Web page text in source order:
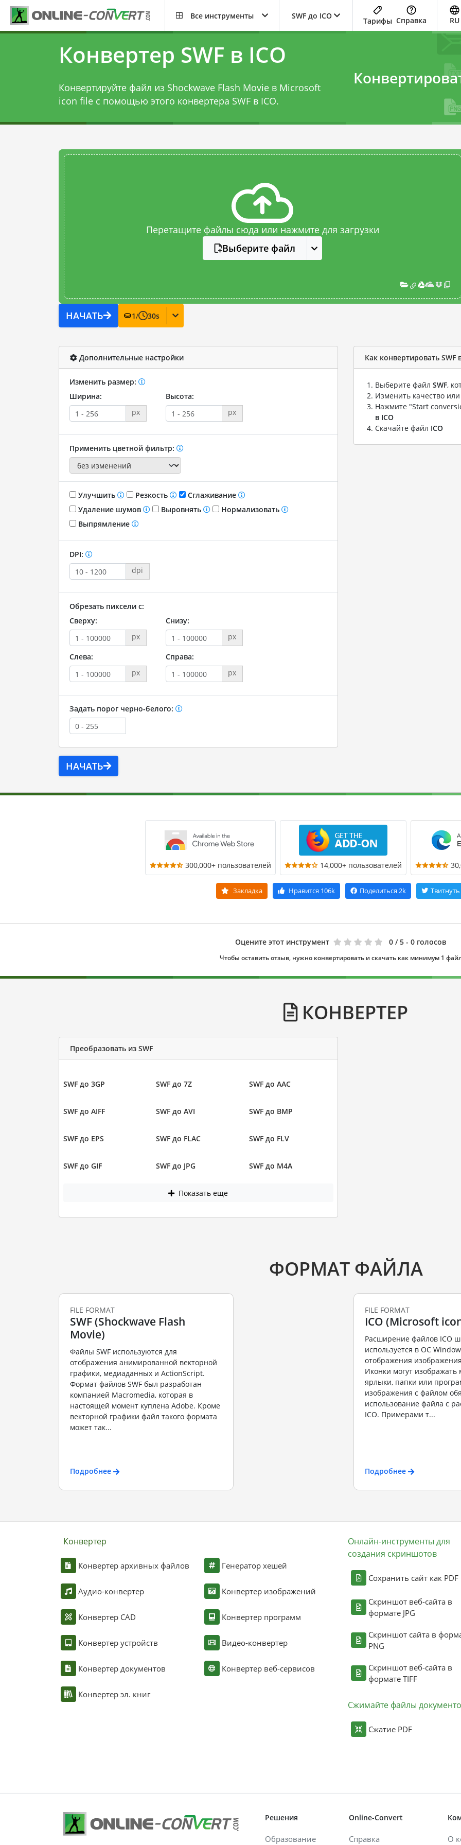
Все инструменты SWF до ICO
Тарифы Справка RU
Конвертер SWF в ICO
Конвертируйте файл из Shockwave Flash Movie в Microsoft
icon file с помощью этого конвертера SWF в ICO.
Перетащите файлы сюда или нажмите для загрузки
Выберите файл
НАЧАТЬ 1/ 30s
Дополнительные настройки
Изменить размер:
Ширина:
px
Высота:
px
Применить цветной фильтр:
Улучшить Резкость
Сглаживание
Удаление шумов
Выровнять
Нормализовать
Выпрямление
DPI:
dpi
Обрезать пиксели с:
Сверху:
px
Снизу:
px
Слева:
px
Справа:
px
Задать порог черно-белого:
НАЧАТЬ
Как конвертировать SWF
Выберите файл SWF,
Изменить качество
Нажмите "Start
в ICO
Скачайте файл ICO
300,000+ пользователей 14,000+ пользователей
Закладка Нравится 106k Поделиться 2k Твитнуть
Оцените этот инструмент 0 / 5 - 0 голосов
Чтобы оставить отзыв, нужно конвертировать и скачать как минимум 1
КОНВЕРТЕР
Преобразовать из SWF
SWF до 3GP SWF до 7Z SWF до AAC
SWF до AIFF SWF до AVI SWF до BMP
SWF до EPS SWF до FLAC SWF до FLV
SWF до GIF SWF до JPG SWF до M4A
Показать еще
ФОРМАТ ФАЙЛА
FILE FORMAT
SWF (Shockwave Flash
Movie)
Файлы SWF используются для
отображения анимированной векторной
графики, медиаданных и ActionScript.
Формат файлов SWF был разработан
компанией Macromedia, которая в
настоящей момент куплена Adobe. Кроме
векторной графики файл такого формата
может так...
Подробнее
FILE FORMAT
ICO (Microsoft
Расширение файлов ICO
используется в ОС
отображения
Иконки могут
ярлыки, папки или
изображения с файлом
использование файла с
ICO. Примерами т...
Подробнее
Конвертер
Конвертер архивных файлов
Аудио-конвертер
Конвертер CAD
Конвертер устройств
Конвертер документов
Конвертер эл. книг
Генератор хешей
Конвертер изображений
Конвертер программ
Видео-конвертер
Конвертер веб-сервисов
Онлайн-инструменты для
создания скриншотов
Сохранить сайт как PDF
Скриншот веб-сайта в
формате JPG
Скриншот сайта в
PNG
Скриншот веб-сайта в
формате TIFF
Сжимайте файлы
Сжатие PDF
Решения
Образование
Online-Convert
Справка О